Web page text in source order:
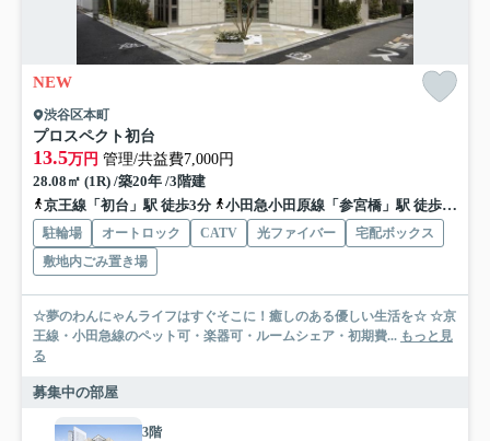
NEW
渋谷区本町
プロスペクト初台
13.5万円 管理/共益費7,000円
28.08㎡ (1R) /築20年 /3階建
京王線「初台」駅 徒歩3分
小田急小田原線「参宮橋」駅 徒歩15分
駐輪場 オートロック CATV 光ファイバー
宅配ボックス
敷地内ごみ置き場
☆夢のわんにゃんライフはすぐそこに！癒しのある優しい生活を☆ ☆京
王線・小田急線のペット可・楽器可・ルームシェア・初期費... もっと見
る
募集中の部屋
3階